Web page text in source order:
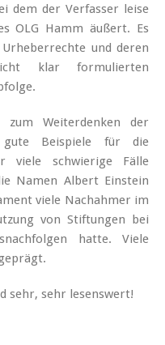
dem der Verfasser leise
OLG Hamm äußert. Es
und deren
klar formulierten
Weiterdenken der
Beispiele für die
viele schwierige Fälle
Namen Albert Einstein
viele Nachahmer im
von Stiftungen bei
hatte. Viele
sehr, sehr lesenswert!